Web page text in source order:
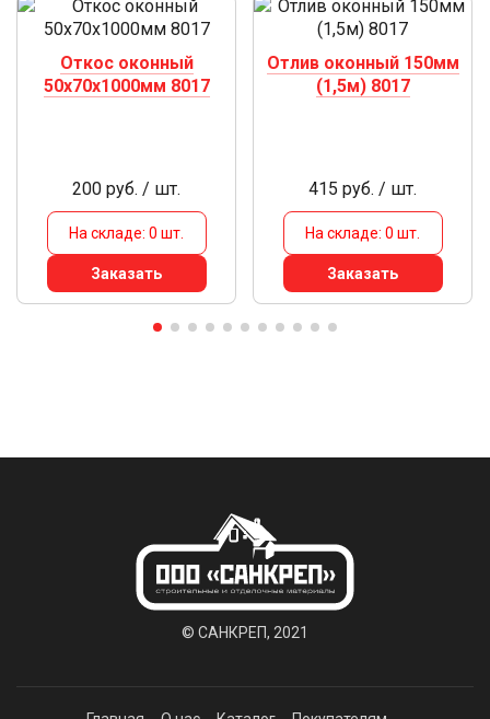
Откос оконный
50х70х1000мм 8017
200 руб. / шт.
На складе: 0 шт.
Заказать
Отлив оконный 150мм
(1,5м) 8017
415 руб. / шт.
На складе: 0 шт.
Заказать
© САНКРЕП, 2021